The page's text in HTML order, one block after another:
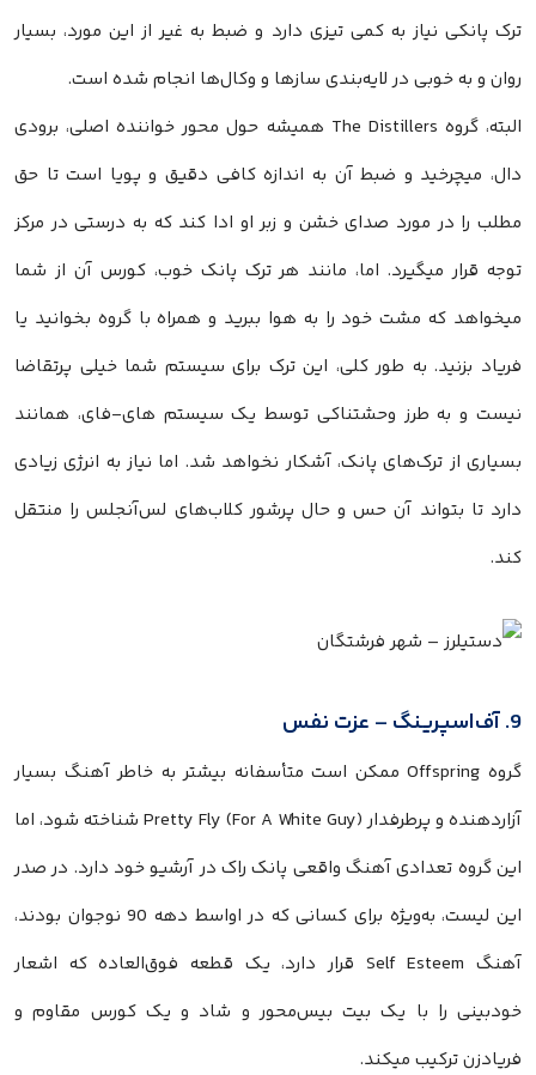
ترک پانکی نیاز به کمی تیزی دارد و ضبط به غیر از این مورد، بسیار
روان و به خوبی در لایه‌بندی سازها و وکال‌ها انجام شده است.
البته، گروه The Distillers همیشه حول محور خواننده اصلی، برودی
دال، میچرخید و ضبط آن به اندازه کافی دقیق و پویا است تا حق
مطلب را در مورد صدای خشن و زبر او ادا کند که به درستی در مرکز
توجه قرار میگیرد. اما، مانند هر ترک پانک خوب، کورس آن از شما
میخواهد که مشت خود را به هوا ببرید و همراه با گروه بخوانید یا
فریاد بزنید. به طور کلی، این ترک برای سیستم شما خیلی پرتقاضا
نیست و به طرز وحشتناکی توسط یک سیستم های-فای، همانند
بسیاری از ترک‌های پانک، آشکار نخواهد شد. اما نیاز به انرژی زیادی
دارد تا بتواند آن حس و حال پرشور کلاب‌های لس‌آنجلس را منتقل
کند.
9. آف‌اسپرینگ – عزت نفس
گروه Offspring ممکن است متأسفانه بیشتر به خاطر آهنگ بسیار
آزاردهنده و پرطرفدار Pretty Fly (For A White Guy) شناخته شود، اما
این گروه تعدادی آهنگ واقعی پانک راک در آرشیو خود دارد. در صدر
این لیست، به‌ویژه برای کسانی که در اواسط دهه 90 نوجوان بودند،
آهنگ Self Esteem قرار دارد، یک قطعه فوق‌العاده که اشعار
خودبینی را با یک بیت بیس‌محور و شاد و یک کورس مقاوم و
فریادزن ترکیب میکند.